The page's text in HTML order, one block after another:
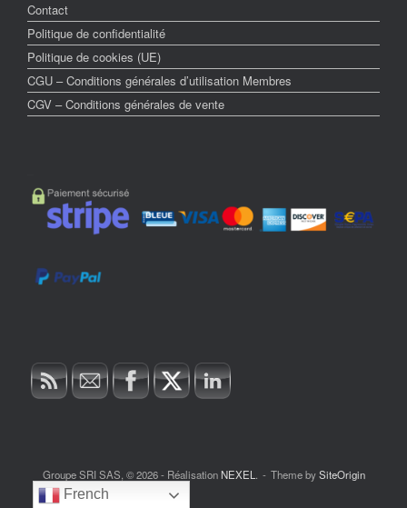
Contact
Politique de confidentialité
Politique de cookies (UE)
CGU – Conditions générales d’utilisation Membres
CGV – Conditions générales de vente
Groupe SRI SAS, © 2026 - RéalisationNEXEL Theme bySiteOrigin
French